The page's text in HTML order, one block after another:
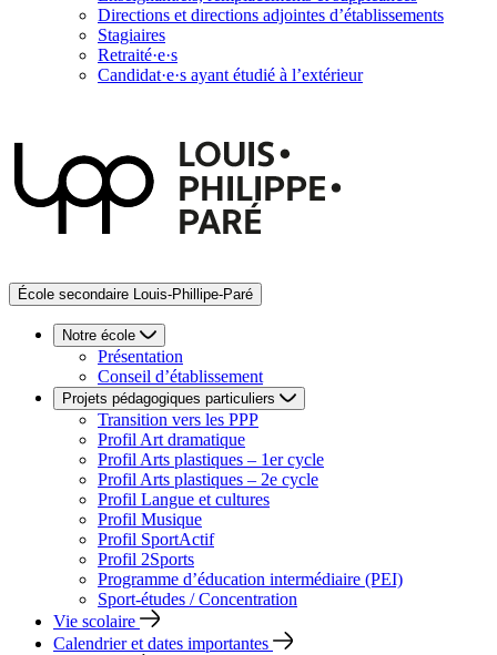
Directions et directions adjointes d’établissements
Stagiaires
Retraité·e·s
Candidat·e·s ayant étudié à l’extérieur
École secondaire Louis-Phillipe-Paré
Notre école
Présentation
Conseil d’établissement
Projets pédagogiques particuliers
Transition vers les PPP
Profil Art dramatique
Profil Arts plastiques – 1er cycle
Profil Arts plastiques – 2e cycle
Profil Langue et cultures
Profil Musique
Profil SportActif
Profil 2Sports
Programme d’éducation intermédiaire (PEI)
Sport-études / Concentration
Vie scolaire
Calendrier et dates importantes